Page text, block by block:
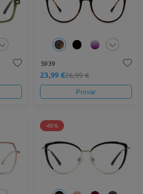
S939
23,99 €26,99 €
Provar
-48%